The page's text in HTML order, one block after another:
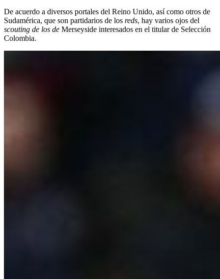
De acuerdo a diversos portales del Reino Unido, así como otros de
Sudamérica, que son partidarios de los reds, hay varios ojos del
scouting de los de Merseyside interesados en el titular de Selección
Colombia.